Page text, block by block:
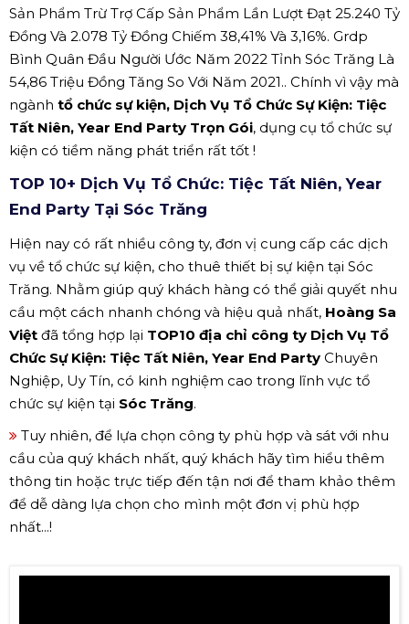
Sản Phẩm Trừ Trợ Cấp Sản Phẩm Lần Lượt Đạt 25.240 Tỷ
Đồng Và 2.078 Tỷ Đồng Chiếm 38,41% Và 3,16%. Grdp
Bình Quân Đầu Người Ước Năm 2022 Tỉnh Sóc Trăng Là
54,86 Triệu Đồng Tăng So Với Năm 2021.. Chính vì vậy mà
ngành tổ chức sự kiện, Dịch Vụ Tổ Chức Sự Kiện: Tiệc
Tất Niên, Year End Party Trọn Gói, dụng cụ tổ chức sự
kiện có tiềm năng phát triển rất tốt !
TOP 10+ Dịch Vụ Tổ Chức: Tiệc Tất Niên, Year
End Party Tại Sóc Trăng
Hiện nay có rất nhiều công ty, đơn vị cung cấp các dịch
vụ về tổ chức sự kiện, cho thuê thiết bị sự kiện tại Sóc
Trăng. Nhằm giúp quý khách hàng có thể giải quyết nhu
cầu một cách nhanh chóng và hiệu quả nhất, Hoàng Sa
Việt đã tổng hợp lại TOP10 địa chỉ công ty Dịch Vụ Tổ
Chức Sự Kiện: Tiệc Tất Niên, Year End Party Chuyên
Nghiệp, Uy Tín, có kinh nghiệm cao trong lĩnh vực tổ
chức sự kiện tại Sóc Trăng.
Tuy nhiên, để lựa chọn công ty phù hợp và sát với nhu
cầu của quý khách nhất, quý khách hãy tìm hiểu thêm
thông tin hoặc trực tiếp đến tận nơi để tham khảo thêm
để dễ dàng lựa chọn cho mình một đơn vị phù hợp
nhất...!